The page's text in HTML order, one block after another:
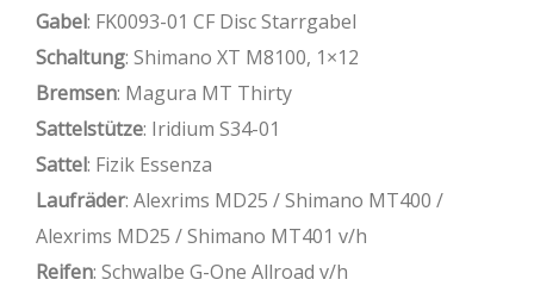
Gabel: FK0093-01 CF Disc Starrgabel
Schaltung: Shimano XT M8100, 1×12
Bremsen: Magura MT Thirty
Sattelstütze: Iridium S34-01
Sattel: Fizik Essenza
Laufräder: Alexrims MD25 / Shimano MT400 /
Alexrims MD25 / Shimano MT401 v/h
Reifen: Schwalbe G-One Allroad v/h